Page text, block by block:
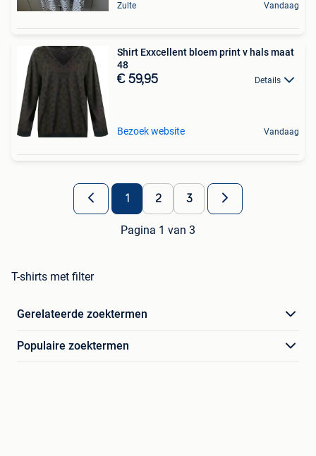
Zulte Vandaag
Shirt Exxcellent bloem print v hals maat
48
€ 59,95 Details
Bezoek website Vandaag
1 2 3
Pagina 1 van 3
T-shirts met filter
Gerelateerde zoektermen
Populaire zoektermen